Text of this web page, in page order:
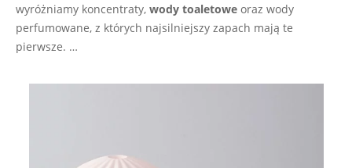
wyróżniamy koncentraty, wody toaletowe oraz wody
perfumowane, z których najsilniejszy zapach mają te
pierwsze. …